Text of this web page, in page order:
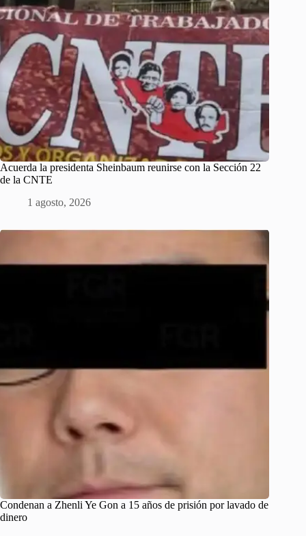
Acuerda la presidenta Sheinbaum reunirse con la Sección 22
de la CNTE
1 agosto, 2026
Condenan a Zhenli Ye Gon a 15 años de prisión por lavado de
dinero